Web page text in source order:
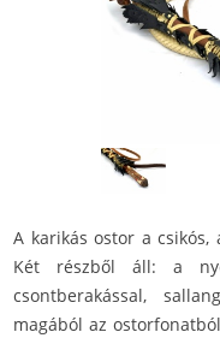
A karikás ostor a csikós,
Két részből áll: a
csontberakással,
magából az